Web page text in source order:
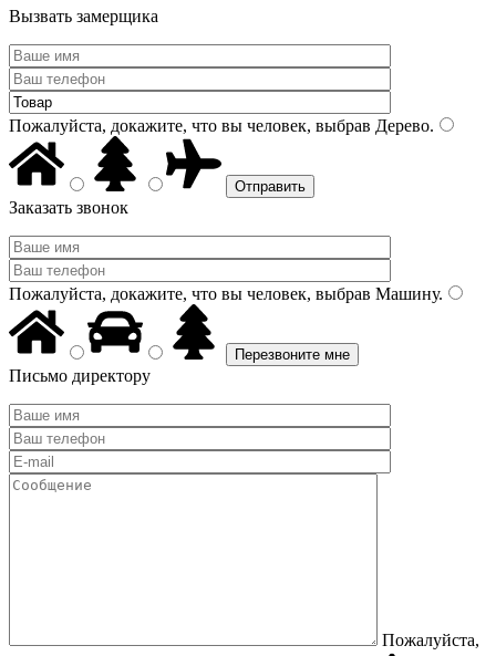
Вызвать замерщика
Пожалуйста, докажите, что вы человек, выбрав Дерево.
Заказать звонок
Пожалуйста, докажите, что вы человек, выбрав Машину.
Письмо директору
Пожалуйста,